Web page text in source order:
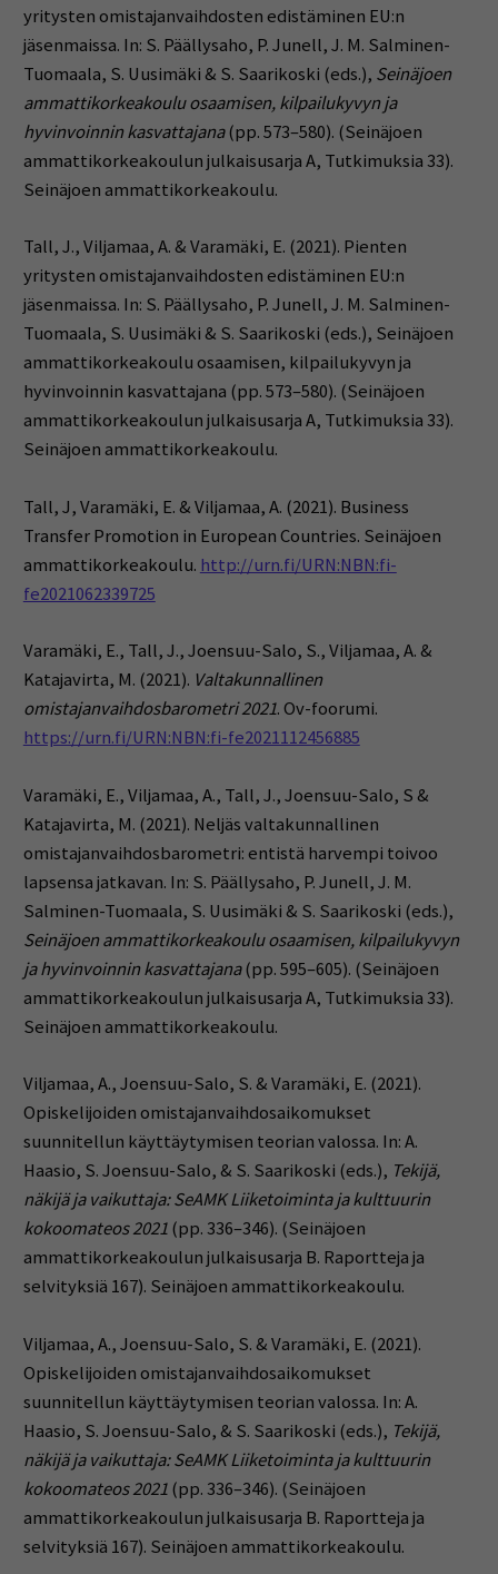
yritysten omistajanvaihdosten edistäminen EU:n
jäsenmaissa. In: S. Päällysaho, P. Junell, J. M. Salminen-
Tuomaala, S. Uusimäki & S. Saarikoski (eds.), Seinäjoen
ammattikorkeakoulu osaamisen, kilpailukyvyn ja
hyvinvoinnin kasvattajana(pp. 573–580). (Seinäjoen
ammattikorkeakoulun julkaisusarja A, Tutkimuksia 33).
Seinäjoen ammattikorkeakoulu.
Tall, J., Viljamaa, A. & Varamäki, E. (2021). Pienten
yritysten omistajanvaihdosten edistäminen EU:n
jäsenmaissa. In: S. Päällysaho, P. Junell, J. M. Salminen-
Tuomaala, S. Uusimäki & S. Saarikoski (eds.), Seinäjoen
ammattikorkeakoulu osaamisen, kilpailukyvyn ja
hyvinvoinnin kasvattajana (pp. 573–580). (Seinäjoen
ammattikorkeakoulun julkaisusarja A, Tutkimuksia 33).
Seinäjoen ammattikorkeakoulu.
Tall, J, Varamäki, E. & Viljamaa, A. (2021). Business
Transfer Promotion in European Countries. Seinäjoen
ammattikorkeakoulu. http://urn.fi/URN:NBN:fi-
fe2021062339725
Varamäki, E., Tall, J., Joensuu-Salo, S., Viljamaa, A. &
Katajavirta, M. (2021). Valtakunnallinen
omistajanvaihdosbarometri 2021. Ov-foorumi.
https://urn.fi/URN:NBN:fi-fe2021112456885
Varamäki, E., Viljamaa, A., Tall, J., Joensuu-Salo, S &
Katajavirta, M. (2021). Neljäs valtakunnallinen
omistajanvaihdosbarometri: entistä harvempi toivoo
lapsensa jatkavan. In: S. Päällysaho, P. Junell, J. M.
Salminen-Tuomaala, S. Uusimäki & S. Saarikoski (eds.),
Seinäjoen ammattikorkeakoulu osaamisen, kilpailukyvyn
ja hyvinvoinnin kasvattajana(pp. 595–605). (Seinäjoen
ammattikorkeakoulun julkaisusarja A, Tutkimuksia 33).
Seinäjoen ammattikorkeakoulu.
Viljamaa, A., Joensuu-Salo, S. & Varamäki, E. (2021).
Opiskelijoiden omistajanvaihdosaikomukset
suunnitellun käyttäytymisen teorian valossa. In: A.
Haasio, S. Joensuu-Salo, & S. Saarikoski (eds.), Tekijä,
näkijä ja vaikuttaja: SeAMK Liiketoiminta ja kulttuurin
kokoomateos 2021(pp. 336–346). (Seinäjoen
ammattikorkeakoulun julkaisusarja B. Raportteja ja
selvityksiä 167). Seinäjoen ammattikorkeakoulu.
Viljamaa, A., Joensuu-Salo, S. & Varamäki, E. (2021).
Opiskelijoiden omistajanvaihdosaikomukset
suunnitellun käyttäytymisen teorian valossa. In: A.
Haasio, S. Joensuu-Salo, & S. Saarikoski (eds.), Tekijä,
näkijä ja vaikuttaja: SeAMK Liiketoiminta ja kulttuurin
kokoomateos 2021(pp. 336–346). (Seinäjoen
ammattikorkeakoulun julkaisusarja B. Raportteja ja
selvityksiä 167). Seinäjoen ammattikorkeakoulu.